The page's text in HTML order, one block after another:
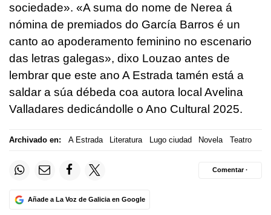
sociedade». «A suma do nome de Nerea á
nómina de premiados do García Barros é un
canto ao apoderamento feminino no escenario
das letras galegas», dixo Louzao antes de
lembrar que este ano A Estrada tamén está a
saldar a súa débeda coa autora local Avelina
Valladares dedicándolle o Ano Cultural 2025.
Archivado en: A Estrada Literatura Lugo ciudad Novela Teatro
Añade a La Voz de Galicia en Google
Comentar ·